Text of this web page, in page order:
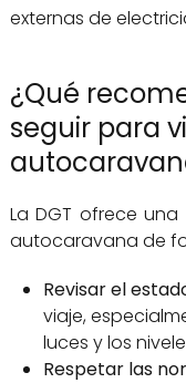
externas de
¿Qué
seguir para
La DGT ofrece
autocaravana de
Revisar el
viaje,
luces y los
Respetar las